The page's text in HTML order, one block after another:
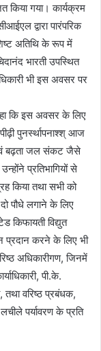
किया गया। कार्यक्रम
द्वारा पारंपरिक
अतिथि के रूप में
भारती उपस्‍थित
भी इस अवसर पर
कि इस अवसर के लिए
पीढ़ी पुनर्स्थापनाश्श् आज
बढ़ता जल संकट जैसे
प्रतिभागियों से
किया तथा सभी को
पौधे लगाने के लिए
किफायती विद्युत
प्रदान करने के लिए भी
अधिकारीगण, जिनमें
पी.के.
तथा वरिष्ठ प्रबंधक,
पर्यावरण के प्रति